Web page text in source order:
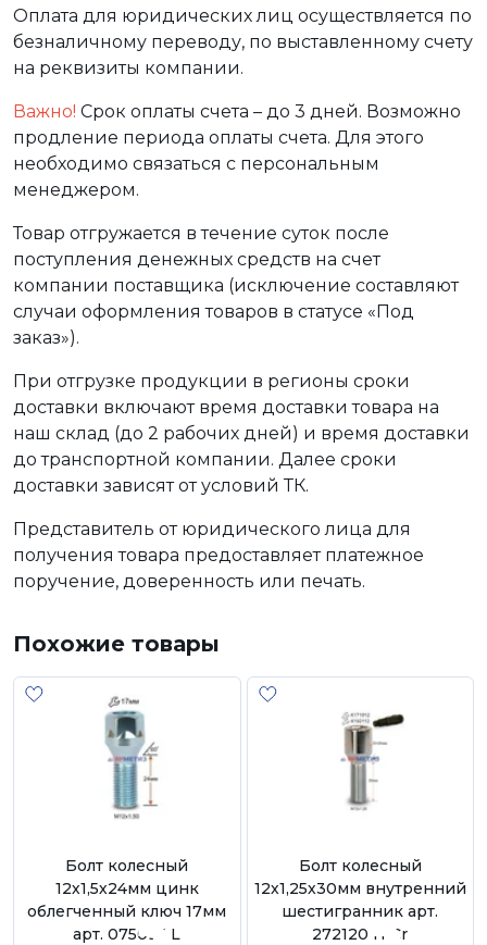
Оплата для юридических лиц осуществляется по
безналичному переводу, по выставленному счету
на реквизиты компании.
Важно! Срок оплаты счета – до 3 дней. Возможно
продление периода оплаты счета. Для этого
необходимо связаться с персональным
менеджером.
Товар отгружается в течение суток после
поступления денежных средств на счет
компании поставщика (исключение составляют
случаи оформления товаров в статусе «Под
заказ»).
При отгрузке продукции в регионы сроки
доставки включают время доставки товара на
наш склад (до 2 рабочих дней) и время доставки
до транспортной компании. Далее сроки
доставки зависят от условий ТК.
Представитель от юридического лица для
получения товара предоставляет платежное
поручение, доверенность или печать.
Похожие товары
Болт колесный
12х1,5х24мм цинк
облегченный ключ 17мм
арт. 075095 L
Болт колесный
12х1,25х30мм внутренний
шестигранник арт.
272120 H Cr